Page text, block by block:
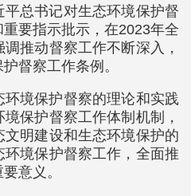
总书记对生态环境保护督
要指示批示，在2023年全
推动督察工作不断深入，
督察工作条例。
境保护督察的理论和实践
保护督察工作体制机制，
明建设和生态环境保护的
境保护督察工作，全面推
意义。